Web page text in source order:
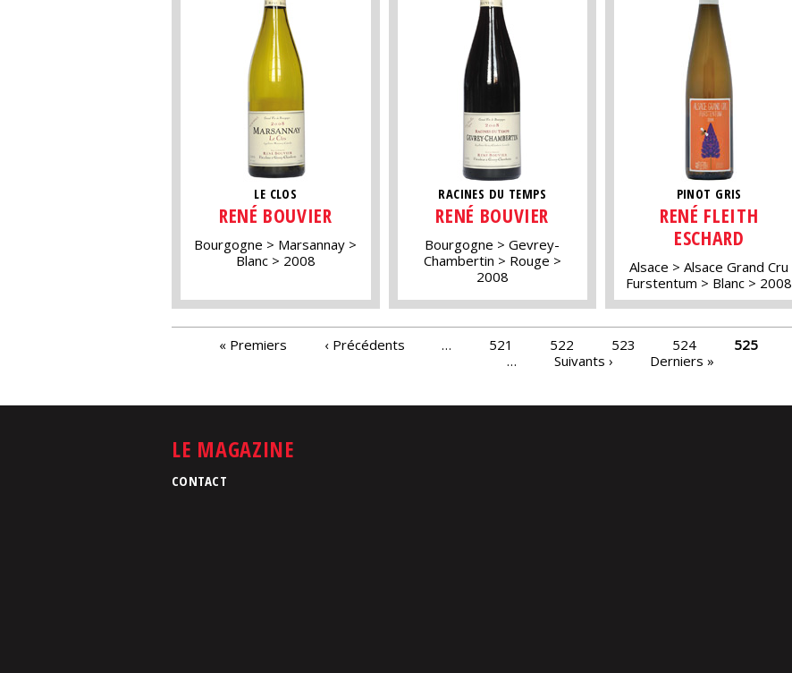
LE CLOS
RENÉ BOUVIER
Bourgogne
Marsannay
Blanc
2008
RACINES DU TEMPS
RENÉ BOUVIER
Bourgogne
Gevrey-
Chambertin
Rouge
2008
PINOT GRIS
RENÉ FLEITH
ESCHARD
Alsace
Alsace Grand Cru
Furstentum
Blanc 2008
PAGES« Premiers ‹ Précédents … 521 522 523 524 525
…
Suivants › Derniers »
LE MAGAZINE
CONTACT